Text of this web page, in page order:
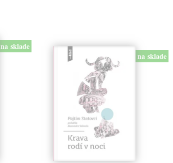
na sklade
na sklade